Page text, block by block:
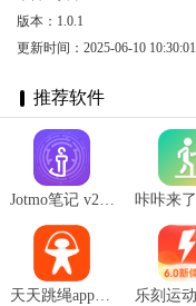
版本：1.0.1
更新时间：2025-06-10 10:30:01
推荐软件
Jotmo笔记 v2.13.0
天天跳绳app最新版 v4.0.20